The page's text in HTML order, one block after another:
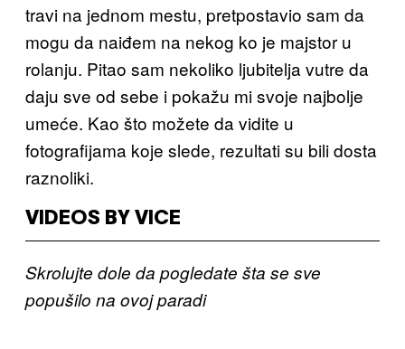
travi na jednom mestu, pretpostavio sam da
mogu da naiđem na nekog ko je majstor u
rolanju. Pitao sam nekoliko ljubitelja vutre da
daju sve od sebe i pokažu mi svoje najbolje
umeće. Kao što možete da vidite u
fotografijama koje slede, rezultati su bili dosta
raznoliki.
VIDEOS BY VICE
Skrolujte dole da pogledate šta se sve
popušilo na ovoj paradi